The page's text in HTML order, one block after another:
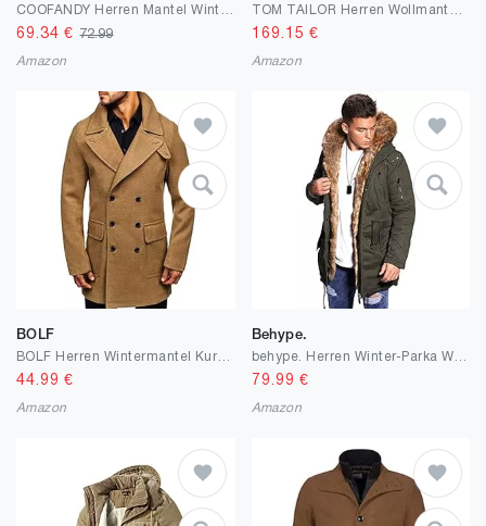
69.34 €72.99
Amazon
169.15 €
Amazon
BOLF
BOLF Herren Wintermantel Kurzmantel Winterjacke Mäntel Stehkragen/Reverskragen Wollmischung Warm Gefüttert Elegant Business und Freizeit Style [4D4]
44.99 €
Amazon
Behype.
79.99 €
Amazon